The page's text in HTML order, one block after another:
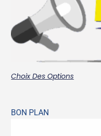
Choix Des Options
BON PLAN